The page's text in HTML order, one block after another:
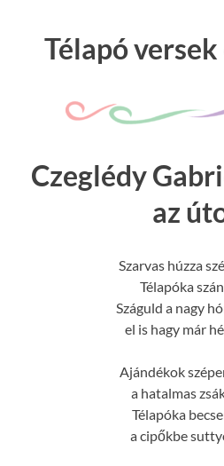
Télapó
Czeglédy
az
Szarvas húzza
Télapóka
Száguld a nagy
el is hagy már
Ajándékok
a hatalmas
Télapóka
a cipőkbe